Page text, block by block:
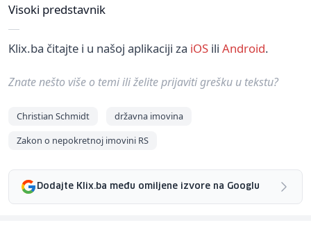
Visoki predstavnik
Klix.ba čitajte i u našoj aplikaciji za iOS ili Android.
Znate nešto više o temi ili želite prijaviti grešku u tekstu?
Christian Schmidt
državna imovina
Zakon o nepokretnoj imovini RS
Dodajte Klix.ba među omiljene izvore na Googlu